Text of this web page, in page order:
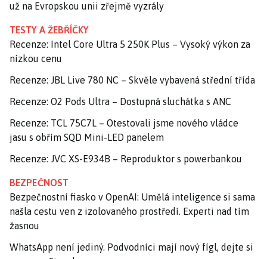
už na Evropskou unii zřejmě vyzrály
TESTY A ŽEBŘÍČKY
Recenze: Intel Core Ultra 5 250K Plus – Vysoký výkon za
nízkou cenu
Recenze: JBL Live 780 NC – Skvěle vybavená střední třída
Recenze: O2 Pods Ultra – Dostupná sluchátka s ANC
Recenze: TCL 75C7L – Otestovali jsme nového vládce
jasu s obřím SQD Mini-LED panelem
Recenze: JVC XS-E934B – Reproduktor s powerbankou
BEZPEČNOST
Bezpečnostní fiasko v OpenAI: Umělá inteligence si sama
našla cestu ven z izolovaného prostředí. Experti nad tím
žasnou
WhatsApp není jediný. Podvodníci mají nový fígl, dejte si